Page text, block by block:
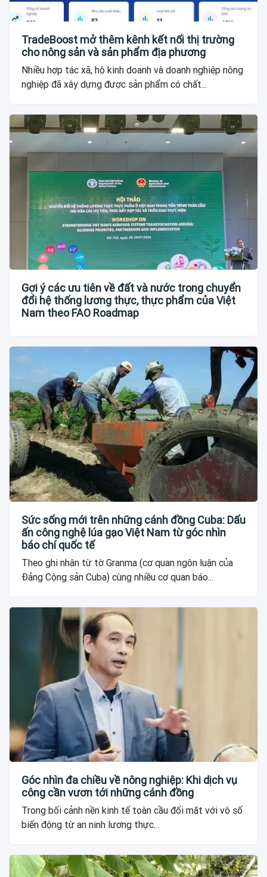
TradeBoost mở thêm kênh kết nối thị trường
cho nông sản và sản phẩm địa phương
Nhiều hợp tác xã, hộ kinh doanh và doanh nghiệp nông
nghiệp đã xây dựng được sản phẩm có chất...
Gợi ý các ưu tiên về đất và nước trong chuyển
đổi hệ thống lương thực, thực phẩm của Việt
Nam theo FAO Roadmap
Sức sống mới trên những cánh đồng Cuba: Dấu
ấn công nghệ lúa gạo Việt Nam từ góc nhìn
báo chí quốc tế
Theo ghi nhận từ tờ Granma (cơ quan ngôn luận của
Đảng Cộng sản Cuba) cùng nhiều cơ quan báo...
Góc nhìn đa chiều về nông nghiệp: Khi dịch vụ
công cần vươn tới những cánh đồng
Trong bối cảnh nền kinh tế toàn cầu đối mặt với vô số
biến động từ an ninh lương thực...